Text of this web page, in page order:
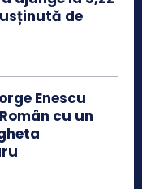
de
Enescu
cu un